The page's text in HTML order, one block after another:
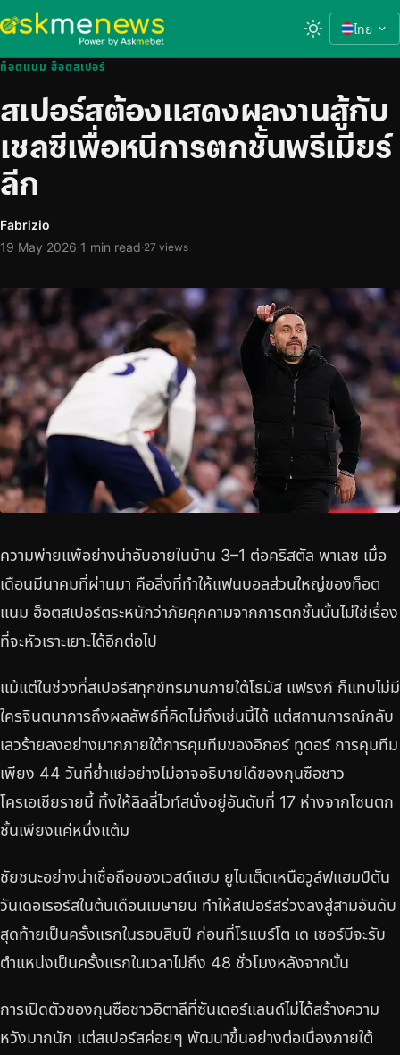
ไทย
ท็อตแนม ฮ็อตสเปอร์
สเปอร์สต้องแสดงผลงานสู้กับ
เชลซีเพื่อหนีการตกชั้นพรีเมียร์
ลีก
Fabrizio
19 May 2026·1 min read·27 views
ความพ่ายแพ้อย่างน่าอับอายในบ้าน 3–1 ต่อคริสตัล พาเลซ เมื่อ
เดือนมีนาคมที่ผ่านมา คือสิ่งที่ทำให้แฟนบอลส่วนใหญ่ของท็อต
แนม ฮ็อตสเปอร์ตระหนักว่าภัยคุกคามจากการตกชั้นนั้นไม่ใช่เรื่อง
ที่จะหัวเราะเยาะได้อีกต่อไป
แม้แต่ในช่วงที่สเปอร์สทุกข์ทรมานภายใต้โธมัส แฟรงก์ ก็แทบไม่มี
ใครจินตนาการถึงผลลัพธ์ที่คิดไม่ถึงเช่นนี้ได้ แต่สถานการณ์กลับ
เลวร้ายลงอย่างมากภายใต้การคุมทีมของอิกอร์ ทูดอร์ การคุมทีม
เพียง 44 วันที่ย่ำแย่อย่างไม่อาจอธิบายได้ของกุนซือชาว
โครเอเชียรายนี้ ทิ้งให้ลิลลี่ไวท์สนั่งอยู่อันดับที่ 17 ห่างจากโซนตก
ชั้นเพียงแค่หนึ่งแต้ม
ชัยชนะอย่างน่าเชื่อถือของเวสต์แฮม ยูไนเต็ดเหนือวูล์ฟแฮมป์ตัน
วันเดอเรอร์สในต้นเดือนเมษายน ทำให้สเปอร์สร่วงลงสู่สามอันดับ
สุดท้ายเป็นครั้งแรกในรอบสิบปี ก่อนที่โรแบร์โต เด เซอร์บีจะรับ
ตำแหน่งเป็นครั้งแรกในเวลาไม่ถึง 48 ชั่วโมงหลังจากนั้น
การเปิดตัวของกุนซือชาวอิตาลีที่ซันเดอร์แลนด์ไม่ได้สร้างความ
หวังมากนัก แต่สเปอร์สค่อยๆ พัฒนาขึ้นอย่างต่อเนื่องภายใต้